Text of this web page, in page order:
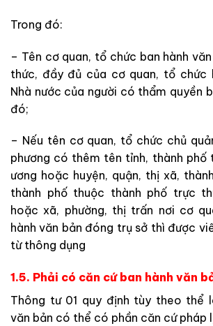
Trong đó:
– Tên cơ quan, tổ chức ban hành
thức, đầy đủ của cơ quan, tổ chức
Nhà nước của người có thẩm quyền
đó;
– Nếu tên cơ quan, tổ chức chủ
phương có thêm tên tỉnh, thành phố
ương hoặc huyện, quận, thị xã,
thành phố thuộc thành phố trực
hoặc xã, phường, thị trấn nơi cơ
hành văn bản đóng trụ sở thì được
từ thông dụng
1.5. Phải có căn cứ ban hành văn
Thông tư 01 quy định tùy theo thể
văn bản có thể có phần căn cứ pháp